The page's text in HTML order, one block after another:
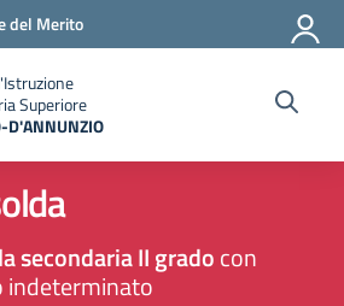
del Merito
Superiore
D'ANNUNZIO
secondaria II gradocon
indeterminato